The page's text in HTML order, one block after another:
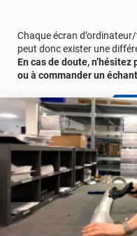
véritable, nous vous
d'échantillons gratuite.
Chaque écran
peut donc exister une
En cas de doute,
ou à commander un